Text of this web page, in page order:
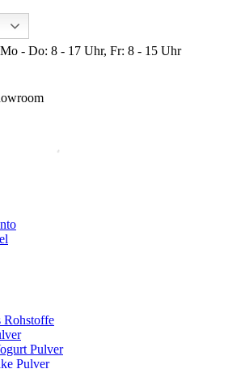
Mo - Do: 8 - 17 Uhr, Fr: 8 - 15 Uhr
Rohstoffe
Pulver
Pulver